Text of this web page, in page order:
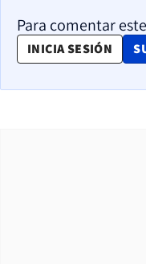
Para comentar
INICIA SESIÓN